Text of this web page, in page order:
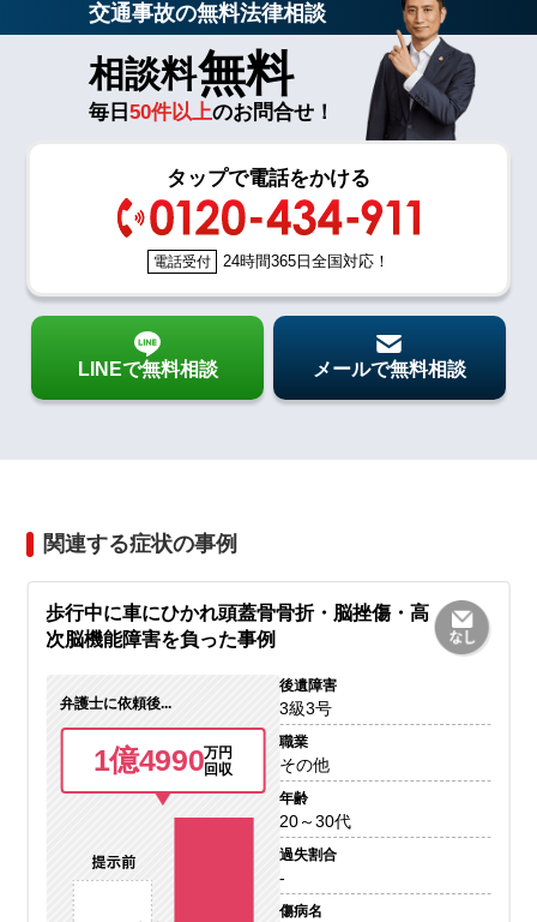
交通事故の無料法律相談
相談料無料
毎日 50件以上のお問合せ！
タップで電話をかける
電話受付 24時間365日全国対応！
LINEで無料相談 メールで無料相談
関連する症状の事例
歩行中に車にひかれ頭蓋骨骨折・脳挫傷・高
次脳機能障害を負った事例
弁護士に依頼後...
1億4990万円
回収
後遺障害
3級3号
職業
その他
年齢
20～30代
過失割合
-
傷病名